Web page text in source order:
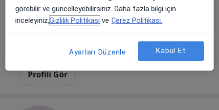
Dt. Nur Can Gökkurt
Profili Gör
görebilir ve güncelleyebilirsiniz. Daha fazla bilgi için
inceleyiniz,Gizlilik Politikası ve Çerez Politikası.
Ayarları Düzenle Kabul Et